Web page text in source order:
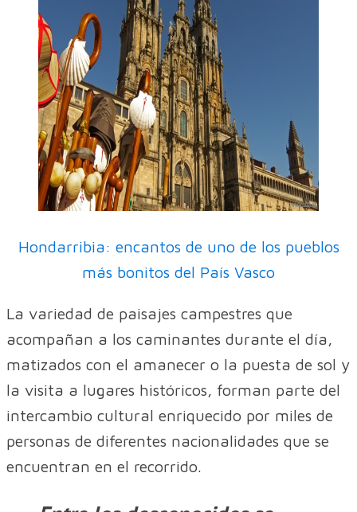
Hondarribia: encantos de uno de los pueblos
más bonitos del País Vasco
La variedad de paisajes campestres que
acompañan a los caminantes durante el día,
matizados con el amanecer o la puesta de sol y
la visita a lugares históricos, forman parte del
intercambio cultural enriquecido por miles de
personas de diferentes nacionalidades que se
encuentran en el recorrido.